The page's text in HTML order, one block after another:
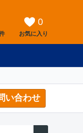
0
お気に入り
い合わせ